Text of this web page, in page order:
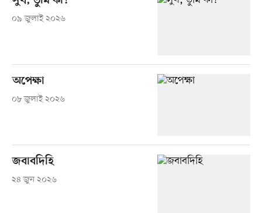
০৯ জুলাই ২০২৬
অপেক্ষা
০৮ জুলাই ২০২৬
জবাবদিহি
২৪ জুন ২০২৬